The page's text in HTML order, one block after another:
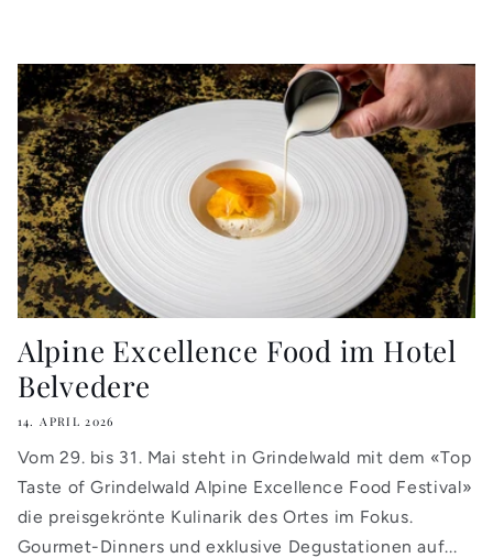
Alpine Excellence Food im Hotel
Belvedere
14. APRIL 2026
Vom 29. bis 31. Mai steht in Grindelwald mit dem «Top
Taste of Grindelwald Alpine Excellence Food Festival»
die preisgekrönte Kulinarik des Ortes im Fokus.
Gourmet-Dinners und exklusive Degustationen auf...